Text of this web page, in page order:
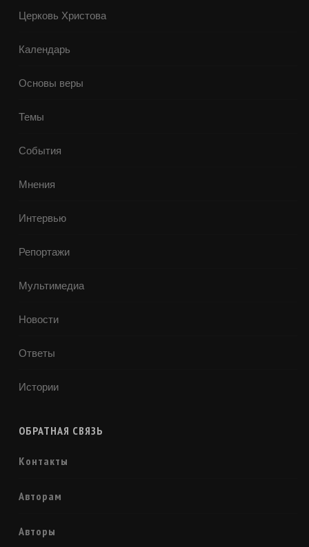
Церковь Христова
Календарь
Основы веры
Темы
События
Мнения
Интервью
Репортажи
Мультимедиа
Новости
Ответы
Истории
ОБРАТНАЯ СВЯЗЬ
Контакты
Авторам
Авторы